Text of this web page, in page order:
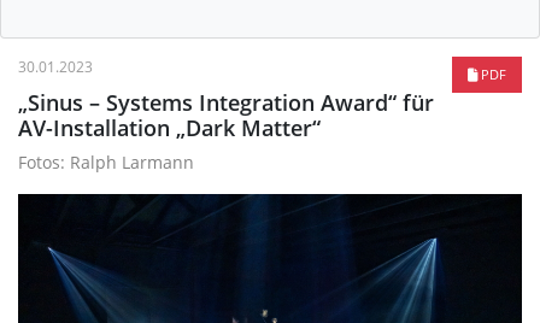
PDF
30.01.2023
„Sinus – Systems Integration Award“ für
AV-Installation „Dark Matter“
Fotos: Ralph Larmann